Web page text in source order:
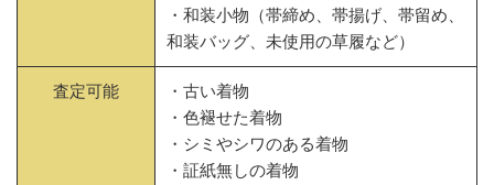
・和装小物（帯締め、帯揚げ、帯留め、
和装バッグ、未使用の草履など）
査定可能
・古い着物
・色褪せた着物
・シミやシワのある着物
・証紙無しの着物